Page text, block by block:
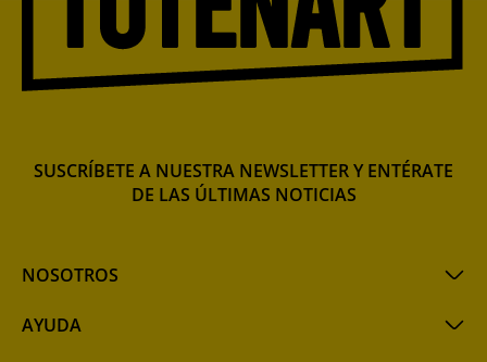
NOSOTROS
AYUDA
SUSCRÍBETE A NUESTRA NEWSLETTER Y ENTÉRATE
DE LAS ÚLTIMAS NOTICIAS